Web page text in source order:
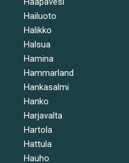
Hailuoto
Halikko
Halsua
Hamina
Hammarland
Hankasalmi
Hanko
Harjavalta
Hartola
Hattula
Hauho